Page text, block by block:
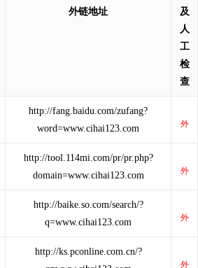
外链地址
及
人
工
检
查
http://fang.baidu.com/zufang?
word=www.cihai123.com
http://tool.114mi.com/pr/pr.php?
domain=www.cihai123.com
http://baike.so.com/search/?
q=www.cihai123.com
http://ks.pconline.com.cn/?